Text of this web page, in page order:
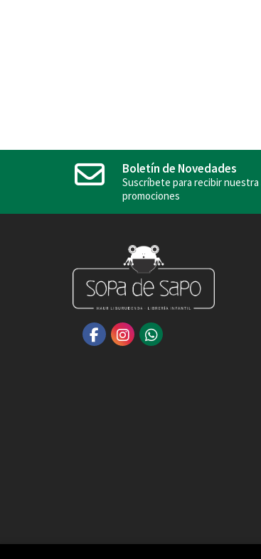
Boletín de Novedades
Suscríbete para recibir
promociones